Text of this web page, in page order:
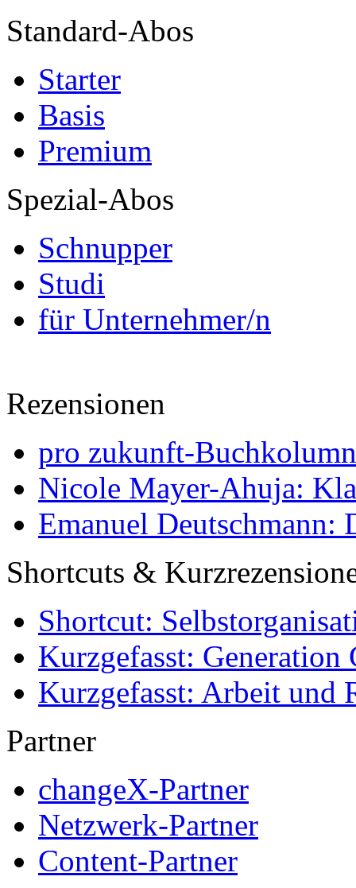
Standard-Abos
Starter
Basis
Premium
Spezial-Abos
Schnupper
Studi
für Unternehmer/n
Rezensionen
pro zukunft-
Nicole Mayer-Ahuja:
Emanuel Deutschmann:
Shortcuts &
Shortcut:
Kurzgefasst: Generation
Kurzgefasst: Arbeit und
Partner
changeX-Partner
Netzwerk-Partner
Content-Partner